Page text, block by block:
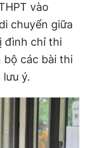
vào
chuyển giữa
đình chỉ thi
bộ các bài thi
ý.